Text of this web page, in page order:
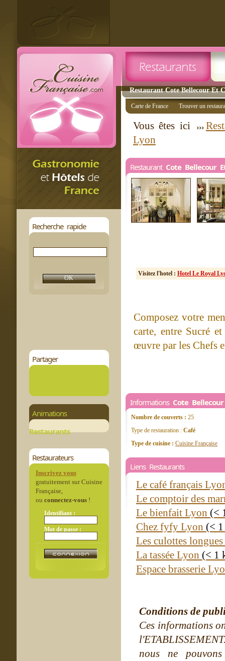
Restaurant Cote Bellecour Et
Recherche rapide
Partager
Animations
Restaurants
Restaurateurs
Inscrivez vous
gratuitement sur Cuisine
Française,
ou connectez-vous!
Identifiant :
Mot de passe :
Carte de France Trouver un
Vous êtes ici
Lyon
Restaurant Cote Bellecour
Visitez l'hotel : Hotel Le Royal
Composez votre
carte, entre Sucré
œuvre par les Chefs
Informations Cote
Nombre de couverts : 25
Type de restauration : Café
Type de cuisine : Cuisine Française
Liens Restaurants
Le café français
Le comptoir des
Le bienfait Lyon (<
Chez fyfy Lyon (<
Les culottes
La tassée Lyon (< 1
Espace brasserie
Conditions de
Ces informations
nous ne